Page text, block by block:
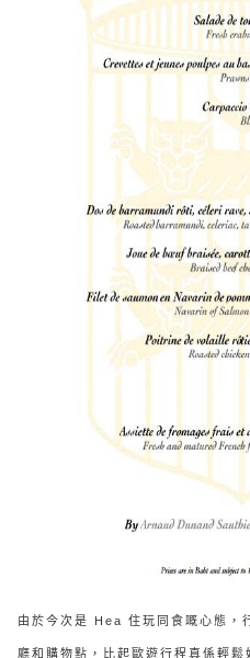
由於今次是 Hea 住玩同食嘅心態，
廳和購物點，比起歐遊行程真係輕鬆